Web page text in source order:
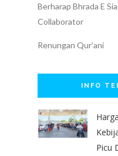
Berharap Bhrada E
Collaborator
Renungan Qur’ani
INFO
Picu